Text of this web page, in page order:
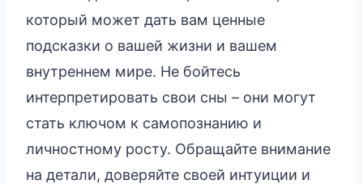
который может дать вам ценные
подсказки о вашей жизни и вашем
внутреннем мире. Не бойтесь
интерпретировать свои сны – они могут
стать ключом к самопознанию и
личностному росту. Обращайте внимание
на детали, доверяйте своей интуиции и